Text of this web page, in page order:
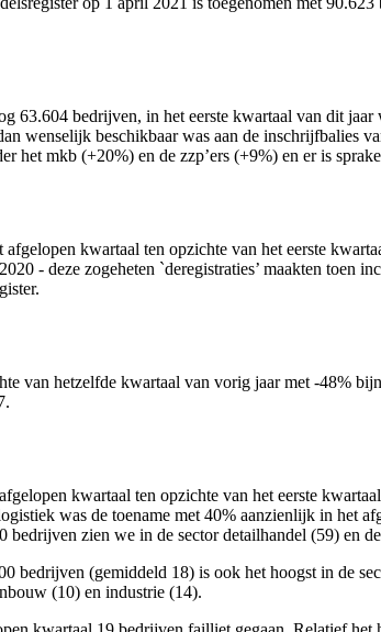
63.604 bedrijven, in het eerste kwartaal van dit
wenselijk beschikbaar was aan de inschrijfbalies
het mkb (+20%) en de zzp’ers (+9%) en er is
afgelopen kwartaal ten opzichte van het eerste
- deze zogeheten `deregistraties’ maakten toen
van hetzelfde kwartaal van vorig jaar met -48%
kwartaal ten opzichte van het eerste
was de toename met 40% aanzienlijk in het
bedrijven zien we in de sector detailhandel (59) en
bedrijven (gemiddeld 18) is ook het hoogst in de
(10) en industrie (14).